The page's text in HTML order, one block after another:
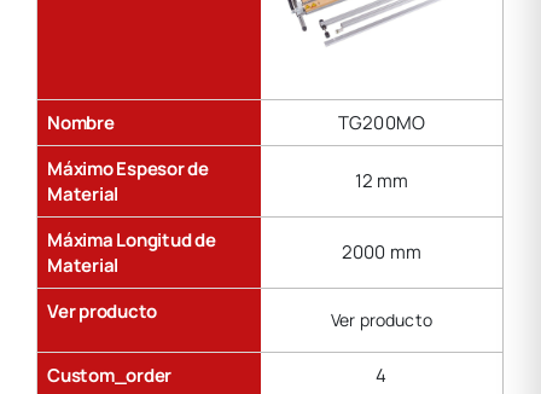
Nombre
TG200MO
Máximo Espesor de
Material
12 mm
Máxima Longitud de
Material
2000 mm
Ver producto Ver producto
Custom_order 4